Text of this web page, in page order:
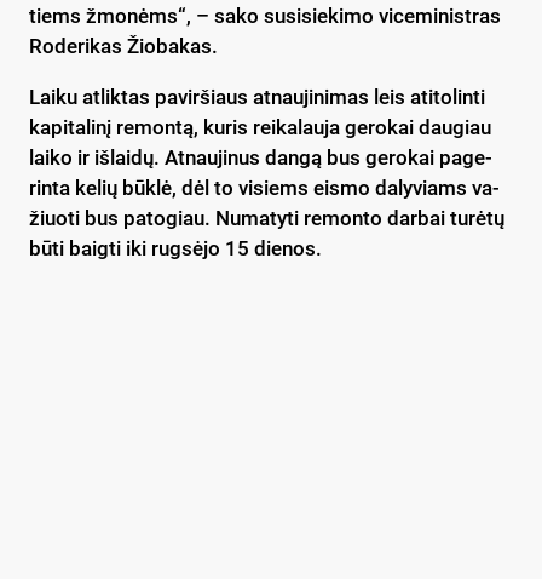
tiems žmo­nėms“, – sa­ko su­si­sie­ki­mo vi­ce­mi­nist­ras
Ro­de­ri­kas Žio­ba­kas.
Lai­ku at­lik­tas pa­vir­šiaus at­nau­ji­ni­mas leis ati­to­lin­ti
ka­pi­ta­li­nį re­mon­tą, ku­ris rei­ka­lau­ja ge­ro­kai dau­giau
lai­ko ir iš­lai­dų. At­nau­ji­nus dan­gą bus ge­ro­kai pa­ge­
rin­ta ke­lių būk­lė, dėl to vi­siems eis­mo da­ly­viams va­
žiuo­ti bus pa­to­giau. Nu­ma­ty­ti re­mon­to dar­bai tu­rė­tų
bū­ti baig­ti iki rug­sė­jo 15 die­nos.